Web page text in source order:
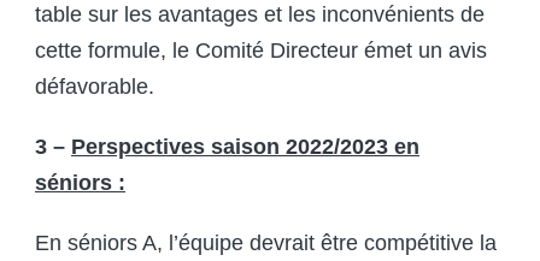
table sur les avantages et les inconvénients de
cette formule, le Comité Directeur émet un avis
défavorable.
3 – Perspectives saison 2022/2023 en
séniors :
En séniors A, l’équipe devrait être compétitive la